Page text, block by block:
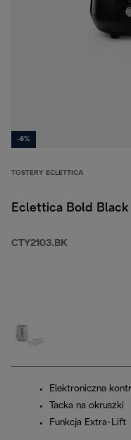
-6%
TOSTERY ECLETTICA
Eclettica Bold Black
CTY2103.BK
Elektroniczna
Tacka na okruszki
Funkcja Extra-Lift